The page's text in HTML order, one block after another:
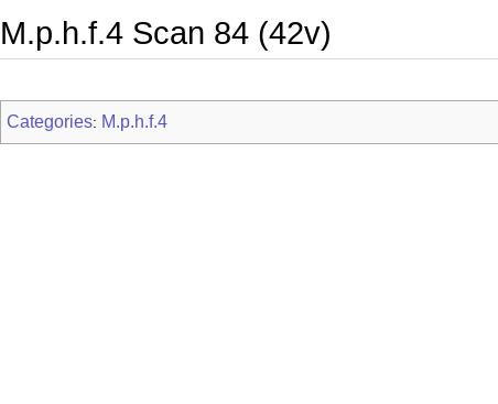
M.p.h.f.4 Scan 84 (42v)
Categories: M.p.h.f.4